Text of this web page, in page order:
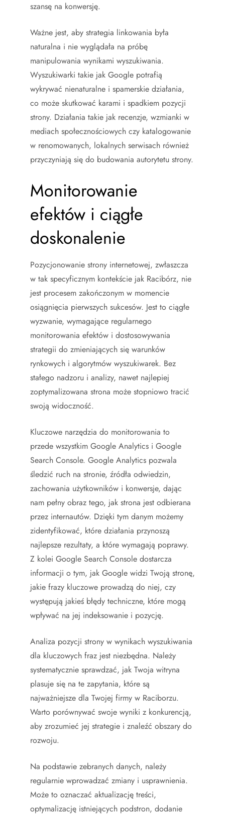
szansę na konwersję.
Ważne jest, aby strategia linkowania była
naturalna i nie wyglądała na próbę
manipulowania wynikami wyszukiwania.
Wyszukiwarki takie jak Google potrafią
wykrywać nienaturalne i spamerskie działania,
co może skutkować karami i spadkiem pozycji
strony. Działania takie jak recenzje, wzmianki w
mediach społecznościowych czy katalogowanie
w renomowanych, lokalnych serwisach również
przyczyniają się do budowania autorytetu strony.
Monitorowanie
efektów i ciągłe
doskonalenie
Pozycjonowanie strony internetowej, zwłaszcza
w tak specyficznym kontekście jak Racibórz, nie
jest procesem zakończonym w momencie
osiągnięcia pierwszych sukcesów. Jest to ciągłe
wyzwanie, wymagające regularnego
monitorowania efektów i dostosowywania
strategii do zmieniających się warunków
rynkowych i algorytmów wyszukiwarek. Bez
stałego nadzoru i analizy, nawet najlepiej
zoptymalizowana strona może stopniowo tracić
swoją widoczność.
Kluczowe narzędzia do monitorowania to
przede wszystkim Google Analytics i Google
Search Console. Google Analytics pozwala
śledzić ruch na stronie, źródła odwiedzin,
zachowania użytkowników i konwersje, dając
nam pełny obraz tego, jak strona jest odbierana
przez internautów. Dzięki tym danym możemy
zidentyfikować, które działania przynoszą
najlepsze rezultaty, a które wymagają poprawy.
Z kolei Google Search Console dostarcza
informacji o tym, jak Google widzi Twoją stronę,
jakie frazy kluczowe prowadzą do niej, czy
występują jakieś błędy techniczne, które mogą
wpływać na jej indeksowanie i pozycję.
Analiza pozycji strony w wynikach wyszukiwania
dla kluczowych fraz jest niezbędna. Należy
systematycznie sprawdzać, jak Twoja witryna
plasuje się na te zapytania, które są
najważniejsze dla Twojej firmy w Raciborzu.
Warto porównywać swoje wyniki z konkurencją,
aby zrozumieć jej strategie i znaleźć obszary do
rozwoju.
Na podstawie zebranych danych, należy
regularnie wprowadzać zmiany i usprawnienia.
Może to oznaczać aktualizację treści,
optymalizację istniejących podstron, dodanie